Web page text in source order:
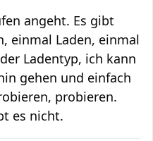
angeht. Es gibt
einmal Laden, einmal
Ladentyp, ich kann
gehen und einfach
probieren.
es nicht.